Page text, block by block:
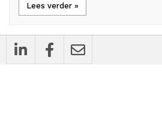
Lees verder »